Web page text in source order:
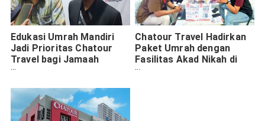
Edukasi Umrah Mandiri
Jadi Prioritas Chatour
Travel bagi Jamaah
Indonesia
Chatour Travel Hadirkan
Paket Umrah dengan
Fasilitas Akad Nikah di
Tanah Suci